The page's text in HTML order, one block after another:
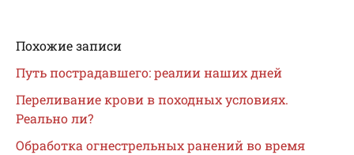
Похожие записи
Путь пострадавшего: реалии наших дней
Переливание крови в походных условиях.
Реально ли?
Обработка огнестрельных ранений во время